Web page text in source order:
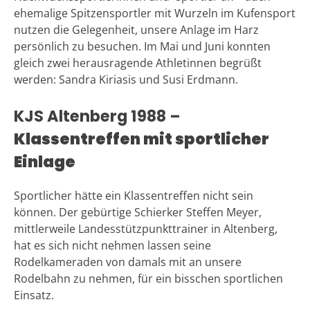
ehemalige Spitzensportler mit Wurzeln im Kufensport
nutzen die Gelegenheit, unsere Anlage im Harz
persönlich zu besuchen. Im Mai und Juni konnten
gleich zwei herausragende Athletinnen begrüßt
werden: Sandra Kiriasis und Susi Erdmann.
KJS Altenberg 1988 –
Klassentreffen mit sportlicher
Einlage
Sportlicher hätte ein Klassentreffen nicht sein
können. Der gebürtige Schierker Steffen Meyer,
mittlerweile Landesstützpunkttrainer in Altenberg,
hat es sich nicht nehmen lassen seine
Rodelkameraden von damals mit an unsere
Rodelbahn zu nehmen, für ein bisschen sportlichen
Einsatz.